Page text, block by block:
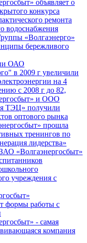
объявляет о
конкурса
ремонта
водоснабжения
«Волгаэнерго»
бережливого
ОАО
в 2009 г увеличили
на 4
с 2008 г до 82,
и ООО
ТЭЦ» получили
оптового рынка
прошла
тренингов по
лидерства»
«Волгаэнергосбыт»
учреждения с
формы работы с
- самая
компания